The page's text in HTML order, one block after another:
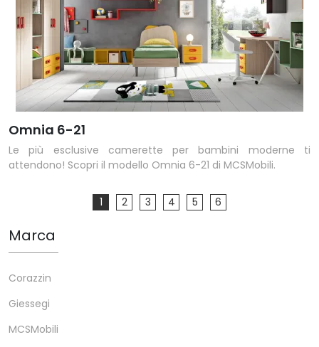
Omnia 6-21
Le più esclusive camerette per bambini moderne ti
attendono! Scopri il modello Omnia 6-21 di MCSMobili.
1 2 3 4 5 6
Marca
Corazzin
Giessegi
MCSMobili